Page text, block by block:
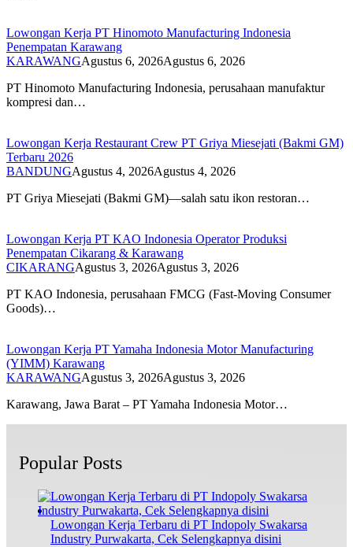
Lowongan Kerja PT Hinomoto Manufacturing Indonesia
Penempatan Karawang
KARAWANGAgustus 6, 2026Agustus 6, 2026
PT Hinomoto Manufacturing Indonesia, perusahaan manufaktur
kompresi dan…
Lowongan Kerja Restaurant Crew PT Griya Miesejati (Bakmi GM)
Terbaru 2026
BANDUNGAgustus 4, 2026Agustus 4, 2026
PT Griya Miesejati (Bakmi GM)—salah satu ikon restoran…
Lowongan Kerja PT KAO Indonesia Operator Produksi
Penempatan Cikarang & Karawang
CIKARANGAgustus 3, 2026Agustus 3, 2026
PT KAO Indonesia, perusahaan FMCG (Fast-Moving Consumer
Goods)…
Lowongan Kerja PT Yamaha Indonesia Motor Manufacturing
(YIMM) Karawang
KARAWANGAgustus 3, 2026Agustus 3, 2026
Karawang, Jawa Barat – PT Yamaha Indonesia Motor…
Popular Posts
Lowongan Kerja Terbaru di PT Indopoly Swakarsa
Industry Purwakarta, Cek Selengkapnya disini